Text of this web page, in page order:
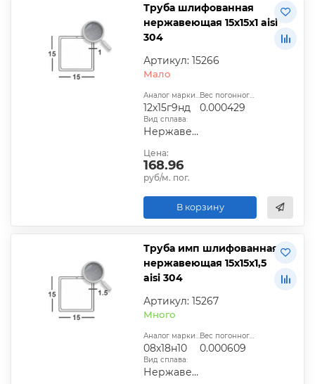
Труба шлифованная
нержавеющая 15х15х1 aisi
304
Артикул: 15266
Мало
Аналог марки стали:
12х15г9нд
Вес погонного метра, т.:
0.000429
Вид сплава:
Нержавеющий
Цена:
168.96
руб/м. пог.
В корзину
Труба имп шлифованная
нержавеющая 15х15х1,5
aisi 304
Артикул: 15267
Много
Аналог марки стали:
08х18н10
Вес погонного метра, т.:
0.000609
Вид сплава:
Нержавеющий